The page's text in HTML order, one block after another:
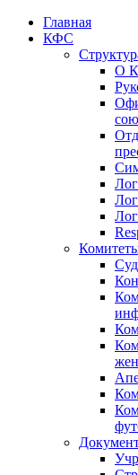
Главная
КФС
О